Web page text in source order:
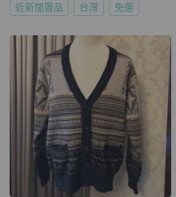
近新閒置品 台灣 免運